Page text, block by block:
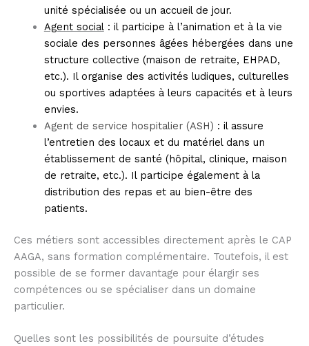
unité spécialisée ou un accueil de jour.
Agent social: il participe à l’animation et à la vie
sociale des personnes âgées hébergées dans une
structure collective (maison de retraite, EHPAD,
etc.). Il organise des activités ludiques, culturelles
ou sportives adaptées à leurs capacités et à leurs
envies.
Agent de service hospitalier (ASH) : il assure
l’entretien des locaux et du matériel dans un
établissement de santé (hôpital, clinique, maison
de retraite, etc.). Il participe également à la
distribution des repas et au bien-être des
patients.
Ces métiers sont accessibles directement après le CAP
AAGA, sans formation complémentaire. Toutefois, il est
possible de se former davantage pour élargir ses
compétences ou se spécialiser dans un domaine
particulier.
Quelles sont les possibilités de poursuite d’études